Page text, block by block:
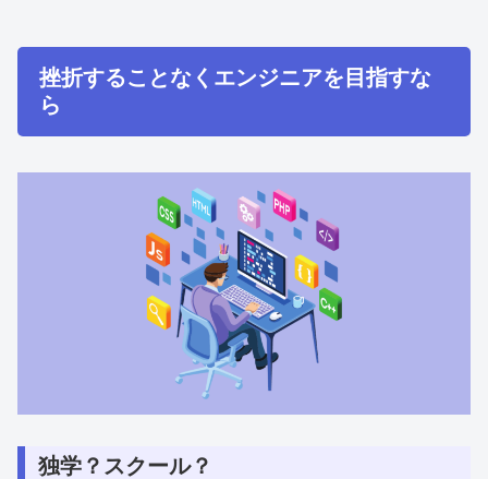
挫折することなくエンジニアを目指すな
ら
独学？スクール？